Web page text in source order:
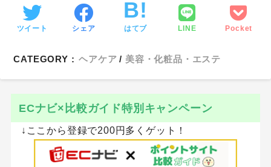
ツイート シェア はてブ LINE Pocket
CATEGORY : ヘアケア 美容・化粧品・エステ
ECナビ×比較ガイド特別キャンペーン
↓ここから登録で200円多くゲット！